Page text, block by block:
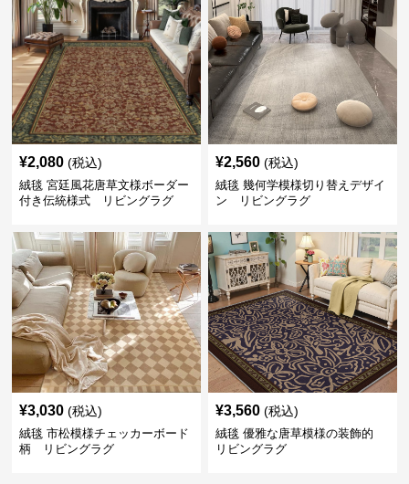
¥2,080 (税込)
絨毯 宮廷風花唐草文様ボーダー
付き伝統様式 リビングラグ
¥2,560 (税込)
絨毯 幾何学模様切り替えデザイ
ン リビングラグ
¥3,030 (税込)
絨毯 市松模様チェッカーボード
柄 リビングラグ
¥3,560 (税込)
絨毯 優雅な唐草模様の装飾的
リビングラグ